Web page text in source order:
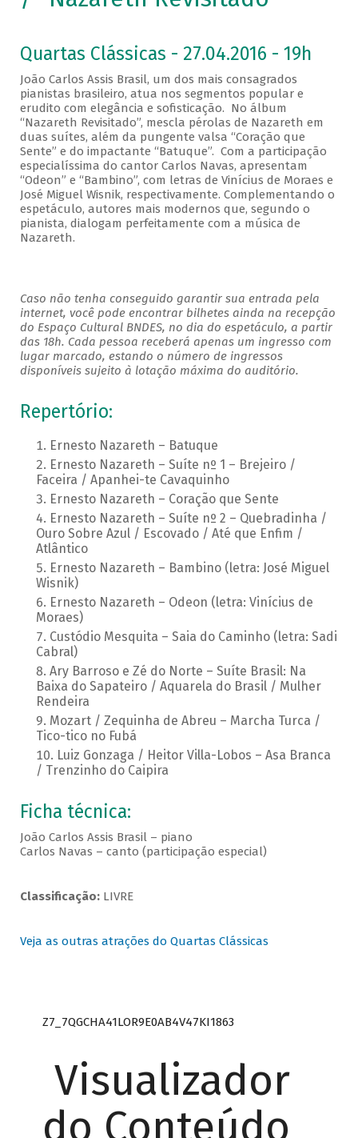
Quartas Clássicas - 27.04.2016 - 19h
João Carlos Assis Brasil, um dos mais consagrados
pianistas brasileiro, atua nos segmentos popular e
erudito com elegância e sofisticação. No álbum
“Nazareth Revisitado”, mescla pérolas de Nazareth em
duas suítes, além da pungente valsa “Coração que
Sente” e do impactante “Batuque”. Com a participação
especialíssima do cantor Carlos Navas, apresentam
“Odeon” e “Bambino”, com letras de Vinícius de Moraes e
José Miguel Wisnik, respectivamente. Complementando o
espetáculo, autores mais modernos que, segundo o
pianista, dialogam perfeitamente com a música de
Nazareth.
Caso não tenha conseguido garantir sua entrada pela
internet, você pode encontrar bilhetes ainda na recepção
do Espaço Cultural BNDES, no dia do espetáculo, a partir
das 18h. Cada pessoa receberá apenas um ingresso com
lugar marcado, estando o número de ingressos
disponíveis sujeito à lotação máxima do auditório.
Repertório:
Ernesto Nazareth – Batuque
Ernesto Nazareth – Suíte nº 1 – Brejeiro /
Faceira / Apanhei-te Cavaquinho
Ernesto Nazareth – Coração que Sente
Ernesto Nazareth – Suíte nº 2 – Quebradinha /
Ouro Sobre Azul / Escovado / Até que Enfim /
Atlântico
Ernesto Nazareth – Bambino (letra: José Miguel
Wisnik)
Ernesto Nazareth – Odeon (letra: Vinícius de
Moraes)
Custódio Mesquita – Saia do Caminho (letra: Sadi
Cabral)
Ary Barroso e Zé do Norte – Suíte Brasil: Na
Baixa do Sapateiro / Aquarela do Brasil / Mulher
Rendeira
Mozart / Zequinha de Abreu – Marcha Turca /
Tico-tico no Fubá
Luiz Gonzaga / Heitor Villa-Lobos – Asa Branca
/ Trenzinho do Caipira
Ficha técnica:
João Carlos Assis Brasil – piano
Carlos Navas – canto (participação especial)
Classificação:LIVRE
Veja as outras atrações do Quartas Clássicas
Z7_7QGCHA41LOR9E0AB4V47KI1863
Visualizador
do Conteúdo